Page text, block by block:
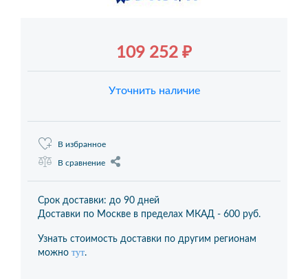
109 252 ₽
Уточнить наличие
В избранное
В сравнение
Срок доставки: до 90 дней
Доставки по Москве в пределах МКАД - 600 руб.
Узнать стоимость доставки по другим регионам
можно тут.